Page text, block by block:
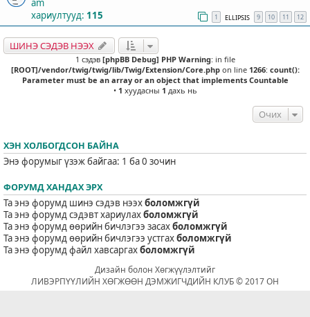
am
хариултууд: 115 1 ELLIPSIS 9 10 11 12
ШИНЭ СЭДЭВ НЭЭХ
1 сэдэв [phpBB Debug] PHP Warning: in file
[ROOT]/vendor/twig/twig/lib/Twig/Extension/Core.phpon line 1266: count():
Parameter must be an array or an object that implements Countable
• 1 хуудасны 1 дахь нь
Очих
ХЭН ХОЛБОГДСОН БАЙНА
Энэ форумыг үзэж байгаа: 1 ба 0 зочин
ФОРУМД ХАНДАХ ЭРХ
Та энэ форумд шинэ сэдэв нээхболомжгүй
Та энэ форумд сэдэвт хариулахболомжгүй
Та энэ форумд өөрийн бичлэгээ засахболомжгүй
Та энэ форумд өөрийн бичлэгээ устгахболомжгүй
Та энэ форумд файл хавсаргахболомжгүй
Дизайн болон Хөгжүүлэлтийг
ЛИВЭРПҮҮЛИЙН ХӨГЖӨӨН ДЭМЖИГЧДИЙН КЛУБ © 2017 ОН